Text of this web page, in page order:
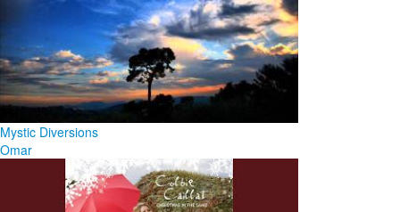
Mystic Diversions
Omar